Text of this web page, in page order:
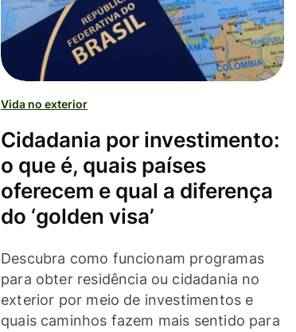
Vida no exterior
Cidadania por investimento:
o que é, quais países
oferecem e qual a diferença
do ‘golden visa’
Descubra como funcionam programas
para obter residência ou cidadania no
exterior por meio de investimentos e
quais caminhos fazem mais sentido para